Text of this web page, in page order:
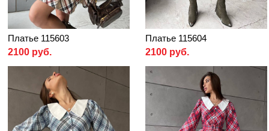
Платье 115603
2100 руб.
Платье 115604
2100 руб.